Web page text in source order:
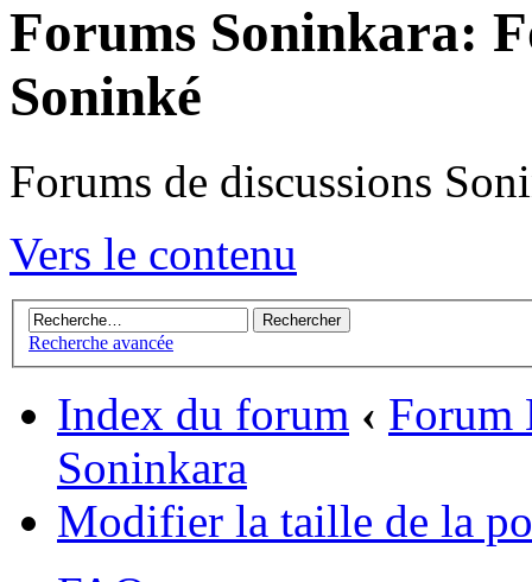
Forums Soninkara:
Soninké
Forums de discussions
Vers le contenu
Recherche avancée
Index du forum ‹ Forum
Soninkara
Modifier la taille de la